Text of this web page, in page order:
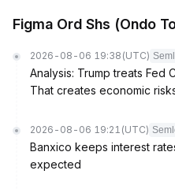
Figma Ord Shs (Ondo
2026-08-06 19:38 (UTC)
Analysis: Trump treats Fed
That creates economic
2026-08-06 19:21 (UTC)
Banxico keeps interest
expected